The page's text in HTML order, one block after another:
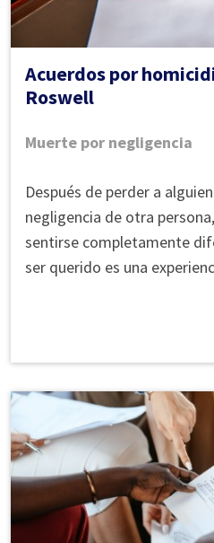
Acuerdos por
Roswell
Muerte por negligencia
Indemnizaciones
por
homicidio
culposo
Después de perder a
negligencia de otra
sentirse completamente
ser querido es una